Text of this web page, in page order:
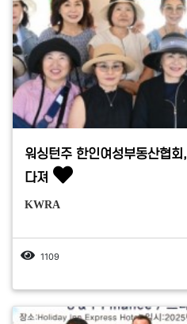
워싱턴주 한인여성부동산협
다져
KWRA
1109